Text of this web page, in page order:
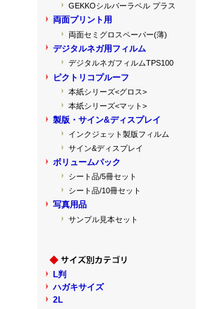
GEKKOシルバーラベル プラス
両面プリント用
両面セミグロスペーパー(薄)
デジタルネガ用フィルム
デジタルネガフィルムTPS100
ピクトリコプルーフ
本紙シリーズ<グロス>
本紙シリーズ<マット>
製版・サイン&ディスプレイ
インクジェット製版フィルム
サイン&ディスプレイ
ボリュームパック
シート品/5冊セット
シート品/10冊セット
写真用品
サンプル見本セット
L判
ハガキサイズ
2L